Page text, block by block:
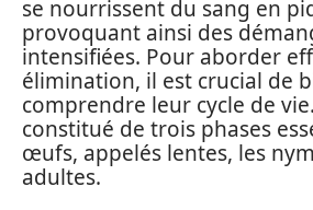
se nourrissent du sang en
provoquant ainsi des
intensifiées. Pour aborder
élimination, il est crucial de
comprendre leur cycle de
constitué de trois phases
œufs, appelés lentes, les
adultes.